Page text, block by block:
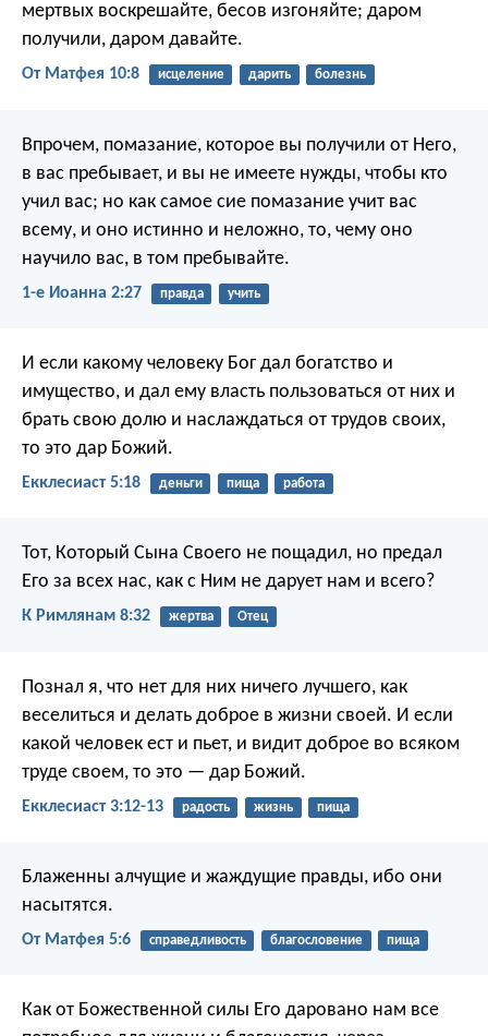
мертвых воскрешайте, бесов изгоняйте; даром
получили, даром давайте.
От Матфея 10:8 исцеление дарить болезнь
Впрочем, помазание, которое вы получили от Него,
в вас пребывает, и вы не имеете нужды, чтобы кто
учил вас; но как самое сие помазание учит вас
всему, и оно истинно и неложно, то, чему оно
научило вас, в том пребывайте.
1-е Иоанна 2:27 правда учить
И если какому человеку Бог дал богатство и
имущество, и дал ему власть пользоваться от них и
брать свою долю и наслаждаться от трудов своих,
то это дар Божий.
Екклесиаст 5:18 деньги пища работа
Тот, Который Сына Своего не пощадил, но предал
Его за всех нас, как с Ним не дарует нам и всего?
К Римлянам 8:32 жертва Отец
Познал я, что нет для них ничего лучшего, как
веселиться и делать доброе в жизни своей. И если
какой человек ест и пьет, и видит доброе во всяком
труде своем, то это — дар Божий.
Екклесиаст 3:12-13 радость жизнь пища
Блаженны алчущие и жаждущие правды, ибо они
насытятся.
От Матфея 5:6 справедливость благословение пища
Как от Божественной силы Его даровано нам все